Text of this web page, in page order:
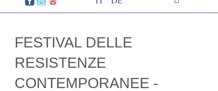
FESTIVAL DELLE
RESISTENZE
CONTEMPORANEE -